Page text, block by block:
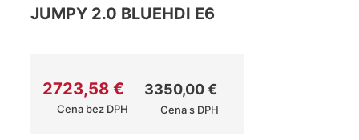
JUMPY 2.0 BLUEHDI E6
2723,58 €
Cena bez DPH
3350,00€
Cena s DPH